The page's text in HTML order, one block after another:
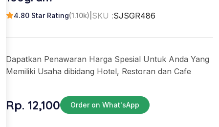
4.80 Star Rating(1.10k) SKU :SJSGR486
Dapatkan Penawaran Harga Spesial Untuk Anda Yang
Memiliki Usaha dibidang Hotel, Restoran dan Cafe
Rp. 12,100 Order on What'sApp